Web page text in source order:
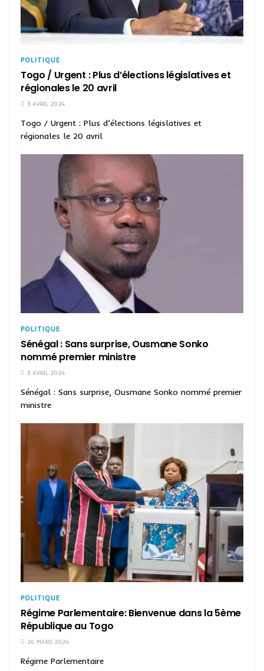
POLITIQUE
Togo / Urgent : Plus d’élections législatives et
régionales le 20 avril
3 AVRIL 2024
Togo / Urgent : Plus d’élections législatives et
régionales le 20 avril
POLITIQUE
Sénégal : Sans surprise, Ousmane Sonko
nommé premier ministre
3 AVRIL 2024
Sénégal : Sans surprise, Ousmane Sonko nommé premier
ministre
POLITIQUE
Régime Parlementaire: Bienvenue dans la 5ème
République au Togo
26 MARS 2024
Régime Parlementaire